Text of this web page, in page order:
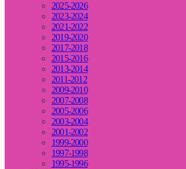
2025-2026
2023-2024
2021-2022
2019-2020
2017-2018
2015-2016
2013-2014
2011-2012
2009-2010
2007-2008
2005-2006
2003-2004
2001-2002
1999-2000
1997-1998
1995-1996